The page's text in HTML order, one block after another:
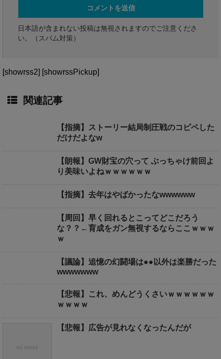
日本語が含まれない投稿は無視されますのでご注意くださ
い。（スパム対策）
[showrss2] [showrssPickup]
関連記事
【指摘】ストーリー結局制圧戦のコピペした
だけだよなw
【朗報】GW財宝の穴って ぶっちゃけ前回よ
り美味いよねｗｗｗｗｗｗ
【指摘】去年はやばかったなwwwwww
【周回】早く回れるとこってどこだろう
な？？←育成をガン無視するならここｗｗｗ
ｗ
【議論】追憶の幻闘場は●●以外は楽勝だった
wwwwwww
【悲報】これ、めんどうくさいｗｗｗｗｗｗ
ｗｗｗｗ
【悲報】広告が見れなくなったんだが